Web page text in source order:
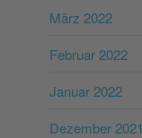
März 2022
Februar 2022
Januar 2022
Dezember 2021